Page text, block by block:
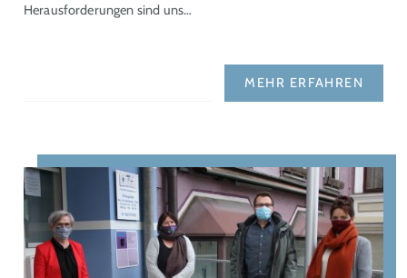
Herausforderungen sind uns…
MEHR ERFAHREN